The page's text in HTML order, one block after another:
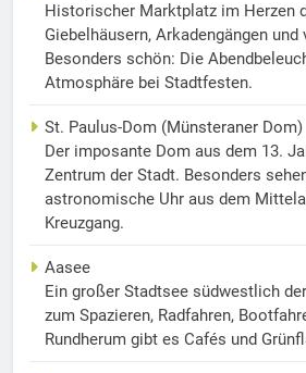
Historischer Marktplatz im Herzen
Giebelhäusern, Arkadengängen
Besonders schön: Die
Atmosphäre bei Stadtfesten.
St. Paulus-Dom (Münsteraner Dom)
Der imposante Dom aus dem 13.
Zentrum der Stadt. Besonders
astronomische Uhr aus dem
Kreuzgang.
Aasee
Ein großer Stadtsee südwestlich
zum Spazieren, Radfahren,
Rundherum gibt es Cafés und